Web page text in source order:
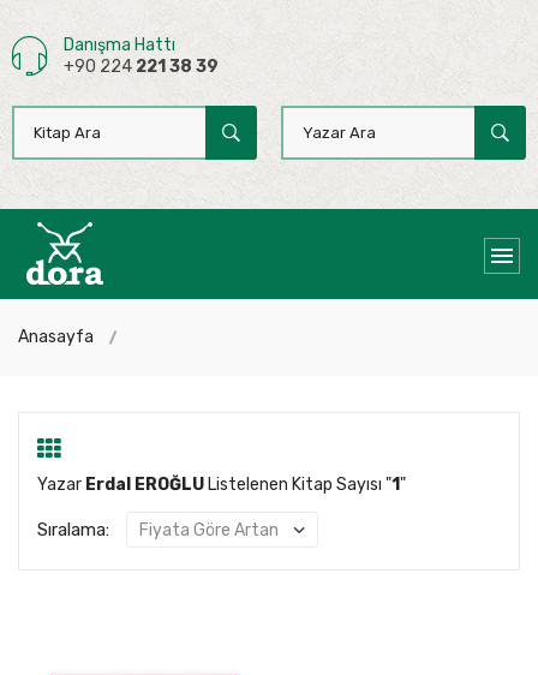
Danışma Hattı
+90 224 221 38 39
Anasayfa
Yazar Erdal EROĞLU Listelenen Kitap Sayısı "1"
Sıralama: